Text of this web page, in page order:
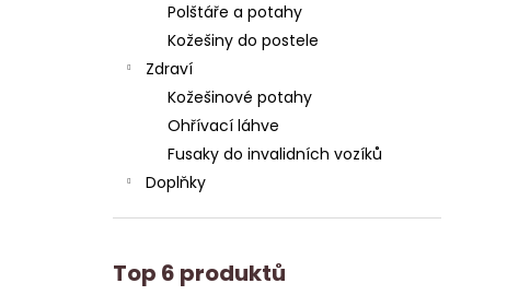
Polštáře a potahy
Kožešiny do postele
Zdraví
Kožešinové potahy
Ohřívací láhve
Fusaky do invalidních vozíků
Doplňky
Top 6 produktů